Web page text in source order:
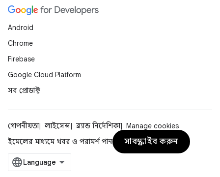
Android
Chrome
Firebase
Google Cloud Platform
সব প্রোডাক্ট
গোপনীয়তা লাইসেন্স ব্র্যান্ড নির্দেশিকা
Manage cookies
ইমেলের মাধ্যমে খবর ও পরামর্শ পান
সাবস্ক্রাইব করুন